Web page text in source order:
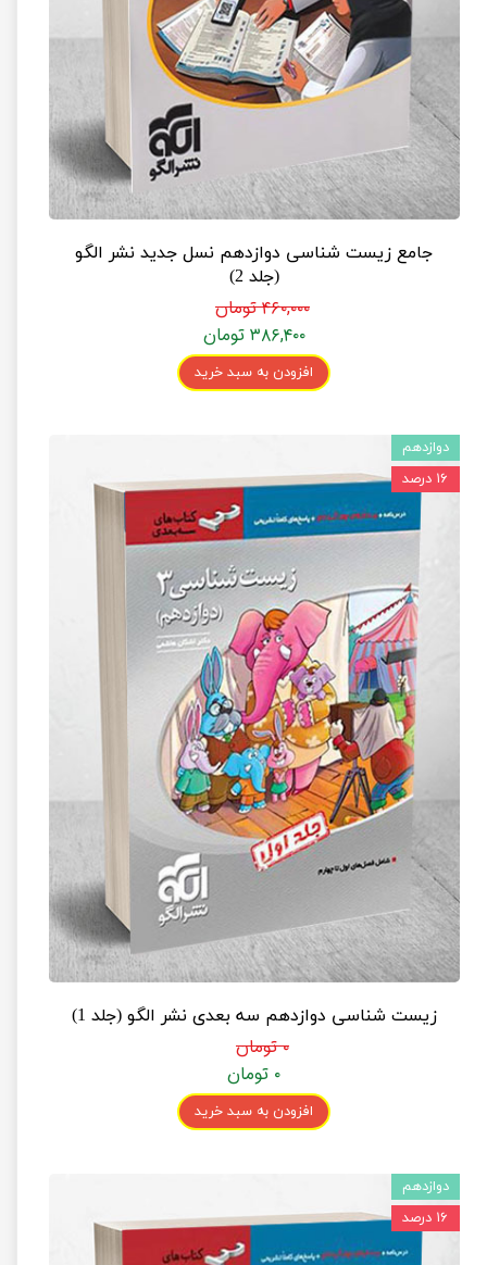
جامع زیست شناسی دوازدهم نسل جدید نشر الگو
(جلد 2)
۴۶۰,۰۰۰ تومان
۳۸۶,۴۰۰ تومان
افزودن به سبد خرید
زیست شناسی دوازدهم سه بعدی نشر الگو (جلد 1)
۰ تومان
۰ تومان
افزودن به سبد خرید
دوازدهم
۱۶ درصد
دوازدهم
۱۶ درصد